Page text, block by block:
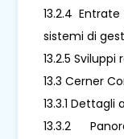
13.2.4
sistemi di
13.2.5
13.3 Cerner
13.3.1
13.3.2